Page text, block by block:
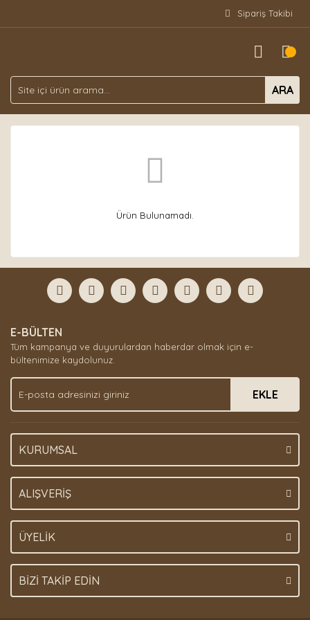
Sipariş Takibi
ARA
Ürün Bulunamadı.
E-BÜLTEN
Tüm kampanya ve duyurulardan haberdar olmak için e-
bültenimize kaydolunuz.
EKLE
KURUMSAL
ALIŞVERİŞ
ÜYELİK
BİZİ TAKİP EDİN